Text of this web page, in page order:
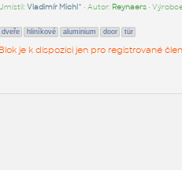
Vladimír Michl^ • Autor: Reynaers•
dveře hliníkové aluminium door tür
Blok je k dispozici jen pro registrované